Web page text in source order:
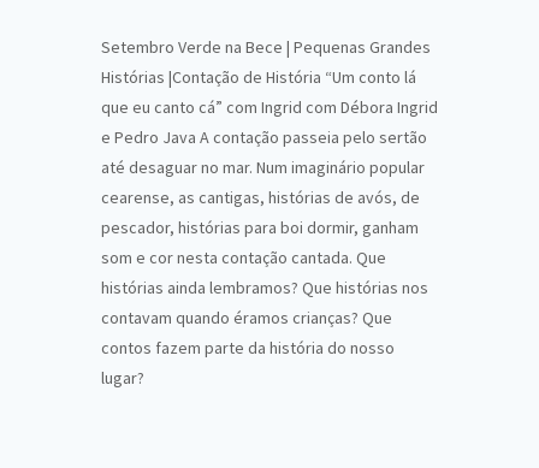
Setembro Verde na Bece | Pequenas Grandes
Histórias |Contação de História “Um conto lá
que eu canto cá” com Ingrid com Débora Ingrid
e Pedro Java A contação passeia pelo sertão
até desaguar no mar. Num imaginário popular
cearense, as cantigas, histórias de avós, de
pescador, histórias para boi dormir, ganham
som e cor nesta contação cantada. Que
histórias ainda lembramos? Que histórias nos
contavam quando éramos crianças? Que
contos fazem parte da história do nosso
lugar?